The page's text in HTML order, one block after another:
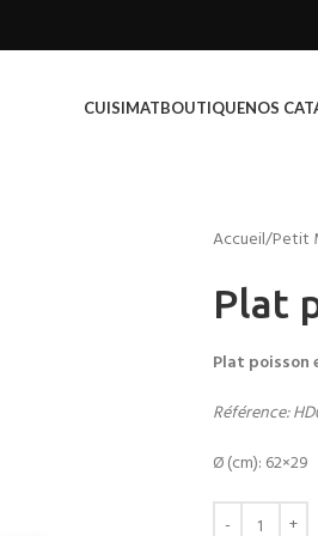
CUISIMATBOUTIQUENOS
Accueil Petit
Plat
Plat poisson
Référence:
Ø (cm): 62×29